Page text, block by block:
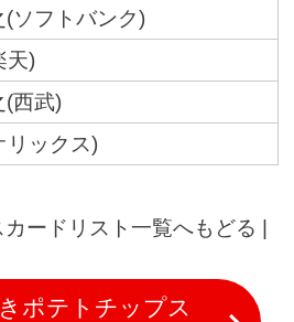
(ソフトバンク)
天)
(西武)
リックス)
ードリスト一覧へもどる |
ポテトチップス